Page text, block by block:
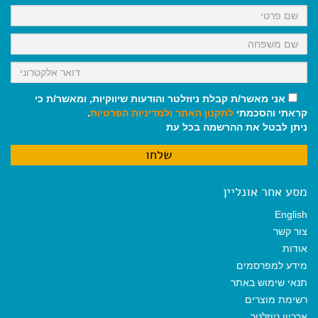
k
p
m
אני מאשר/ת קבלת ניוזלטר והודעות שיווקיות, ומאשר/ת כי
קראתי והסכמתי לתקנון האתר ולמדיניות הפרטיות.
ניתן לבטל את ההרשמה בכל עת
מסע אחר אונליין
English
צור קשר
אודות
מידע למפרסמים
תנאי שימוש באתר
רשימת מוצרים